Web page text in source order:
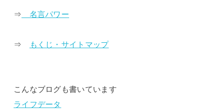
⇒ 名言パワー
⇒ もくじ・サイトマップ
こんなブログも書いています
ライフデータ